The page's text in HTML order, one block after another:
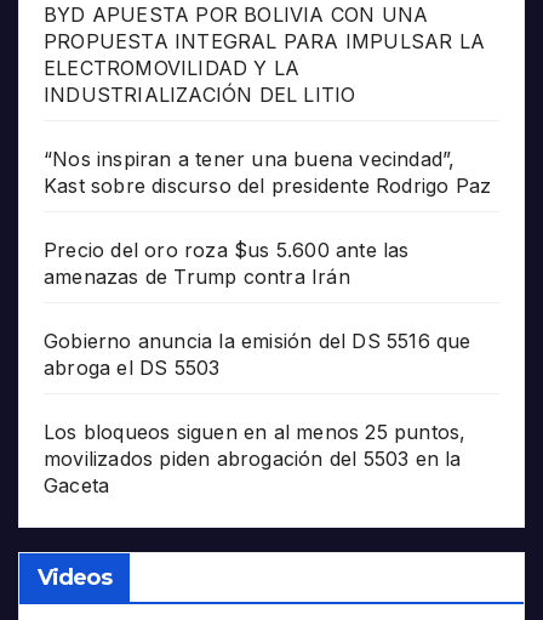
BYD APUESTA POR BOLIVIA CON UNA
PROPUESTA INTEGRAL PARA IMPULSAR LA
ELECTROMOVILIDAD Y LA
INDUSTRIALIZACIÓN DEL LITIO
“Nos inspiran a tener una buena vecindad”,
Kast sobre discurso del presidente Rodrigo Paz
Precio del oro roza $us 5.600 ante las
amenazas de Trump contra Irán
Gobierno anuncia la emisión del DS 5516 que
abroga el DS 5503
Los bloqueos siguen en al menos 25 puntos,
movilizados piden abrogación del 5503 en la
Gaceta
Videos